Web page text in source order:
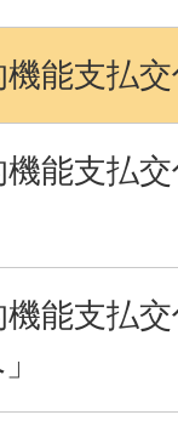
能支払
能支払
能支払